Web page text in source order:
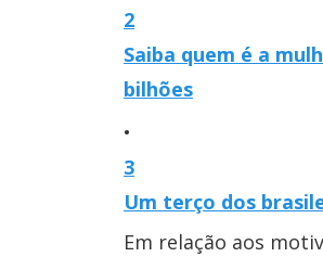
2
Saiba quem é a
bilhões
3
Um terço dos
Em relação aos